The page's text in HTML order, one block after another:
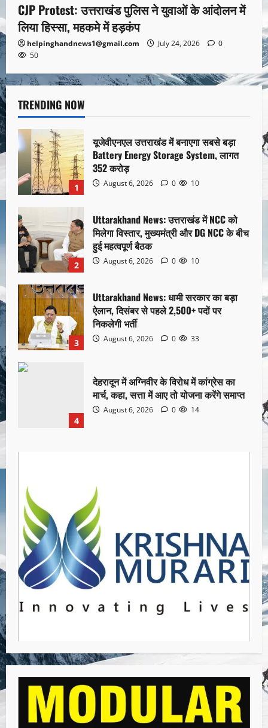
CJP Protest: उत्तराखंड पुलिस ने युवाओं के आंदोलन में
लिया हिस्सा, महकमे में हड़कंप
helpinghandnews1@gmail.com July 24, 2026
0
50
TRENDING NOW
1
यूजेवीएनएल उत्तराखंड में बनाएगा सबसे बड़ा
Battery Energy Storage System, लागत
352 करोड़
August 6, 2026 0 10
2
Uttarakhand News: उत्तराखंड में NCC को
मिलेगा विस्तार, मुख्यमंत्री और DG NCC के बीच
हुई महत्वपूर्ण बैठक
August 6, 2026 0 10
3
Uttarakhand News: धामी सरकार का बड़ा
ऐलान, दिसंबर से पहले 2,500+ पदों पर
निकलेगी भर्ती
August 6, 2026 0 33
4
देहरादून में अग्निवीर के विरोध में कांग्रेस का
मार्च, कहा, सत्ता में आए तो योजना करेंगे समाप्त
August 6, 2026 0 14